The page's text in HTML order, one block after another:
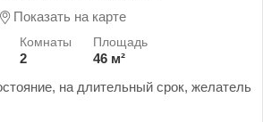
Показать на карте
2
46 м²
на длительный срок, желатель